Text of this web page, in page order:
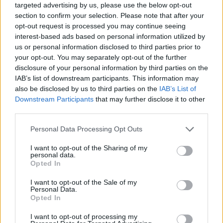
targeted advertising by us, please use the below opt-out
section to confirm your selection. Please note that after your
opt-out request is processed you may continue seeing
interest-based ads based on personal information utilized by
us or personal information disclosed to third parties prior to
your opt-out. You may separately opt-out of the further
disclosure of your personal information by third parties on the
IAB’s list of downstream participants. This information may
also be disclosed by us to third parties on the IAB’s List of
Downstream Participants that may further disclose it to other
Personal Data Processing Opt Outs
I want to opt-out of the Sharing of my
personal data.
Opted In
I want to opt-out of the Sale of my
Personal Data.
Opted In
I want to opt-out of processing my
και του Αλέκου Αλεξανδράκη
Δύο μαύρα πουκάμισα spoiler: Η
άφιξη της Μαρκέλλας φέρνει κι ένα
θαμμένο μυστικό από την Κρήτη
Βανέσα Αδαμοπούλου: «Η φήμη
δολοφόνος! Το νυφικό με το
DPG NETWORK